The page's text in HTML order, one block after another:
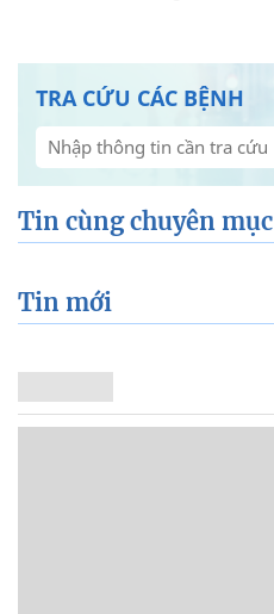
TRA CỨU CÁC BỆNH
Tin cùng chuyên mục
Tin mới